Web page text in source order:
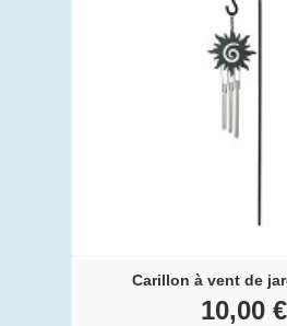
Carillon à vent de
10,00 €